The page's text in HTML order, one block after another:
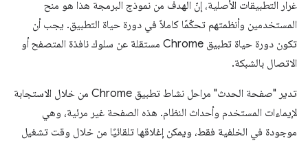
غرار التطبيقات الأصلية، إنّ الهدف من نموذج البرمجة هذا هو منح
المستخدمين وأنظمتهم تحكّمًا كاملاً في دورة حياة التطبيق. يجب أن
تكون دورة حياة تطبيق Chrome مستقلة عن سلوك نافذة المتصفح أو
الاتصال بالشبكة.
تدير "صفحة الحدث" مراحل نشاط تطبيق Chrome من خلال الاستجابة
لإيماءات المستخدم وأحداث النظام. هذه الصفحة غير مرئية، وهي
موجودة في الخلفية فقط، ويمكن إغلاقها تلقائيًا من خلال وقت تشغيل